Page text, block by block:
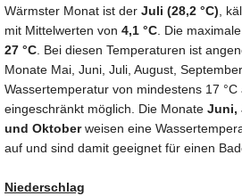
Wärmster Monat ist der Juli (28,2 °C),
mit Mittelwerten von 4,1 °C. Die
27 °C. Bei diesen Temperaturen ist
Monate Mai, Juni, Juli, August,
Wassertemperatur von mindestens 17
eingeschränkt möglich. Die Monate Juni,
und Oktoberweisen eine
auf und sind damit geeignet für einen
Niederschlag